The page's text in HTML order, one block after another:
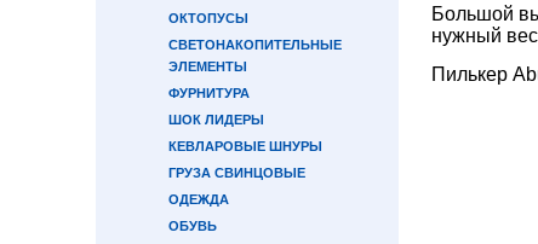
ОКТОПУСЫ
СВЕТОНАКОПИТЕЛЬНЫЕ
ЭЛЕМЕНТЫ
ФУРНИТУРА
ШОК ЛИДЕРЫ
КЕВЛАРОВЫЕ ШНУРЫ
ГРУЗА СВИНЦОВЫЕ
ОДЕЖДА
ОБУВЬ
Большой
нужный
Пилькер